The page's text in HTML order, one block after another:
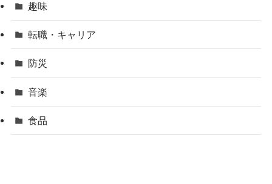
趣味
転職・キャリア
防災
音楽
食品